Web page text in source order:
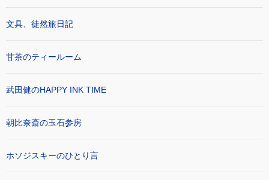
文具、徒然旅日記
甘茶のティールーム
武田健のHAPPY INK TIME
朝比奈斎の玉石参房
ホソジスキーのひとり言